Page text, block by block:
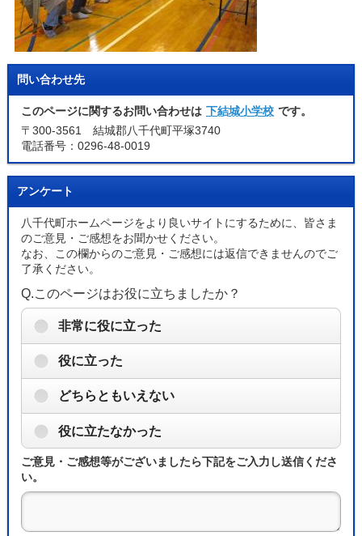
問い合わせ先
このページに関するお問い合わせは 下結城小学校 です。
〒300-3561 結城郡八千代町平塚3740
電話番号：0296-48-0019
アンケート
八千代町ホームページをより良いサイトにするために、皆さま
のご意見・ご感想をお聞かせください。
なお、この欄からのご意見・ご感想には返信できませんのでご
了承ください。
Q.このページはお役に立ちましたか？
非常に役に立った
役に立った
どちらともいえない
役に立たなかった
ご意見・ご感想等がございましたら下記をご入力し送信くださ
い。